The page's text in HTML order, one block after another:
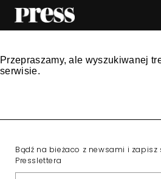
Przepraszamy, ale wyszukiwanej
serwisie.
Bądź na bieżaco z newsami i zapisz
Presslettera